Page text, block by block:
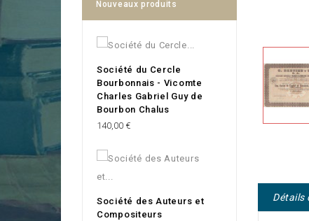
Nouveaux produits
Société du Cercle
Bourbonnais - Vicomte
Charles Gabriel Guy de
Bourbon Chalus
Prix
140,00 €
Société des Auteurs et
Compositeurs
Détails